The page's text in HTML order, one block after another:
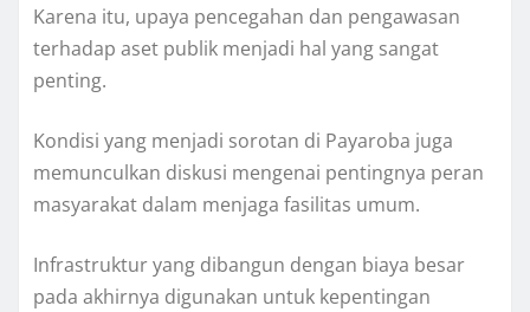
Karena itu, upaya pencegahan dan pengawasan
terhadap aset publik menjadi hal yang sangat
penting.
Kondisi yang menjadi sorotan di Payaroba juga
memunculkan diskusi mengenai pentingnya peran
masyarakat dalam menjaga fasilitas umum.
Infrastruktur yang dibangun dengan biaya besar
pada akhirnya digunakan untuk kepentingan